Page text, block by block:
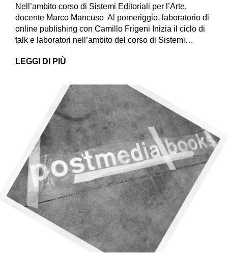
Nell’ambito corso di Sistemi Editoriali per l’Arte,
docente Marco Mancuso Al pomeriggio, laboratorio di
online publishing con Camillo Frigeni Inizia il ciclo di
talk e laboratori nell’ambito del corso di Sistemi…
LEGGI DI PIÙ